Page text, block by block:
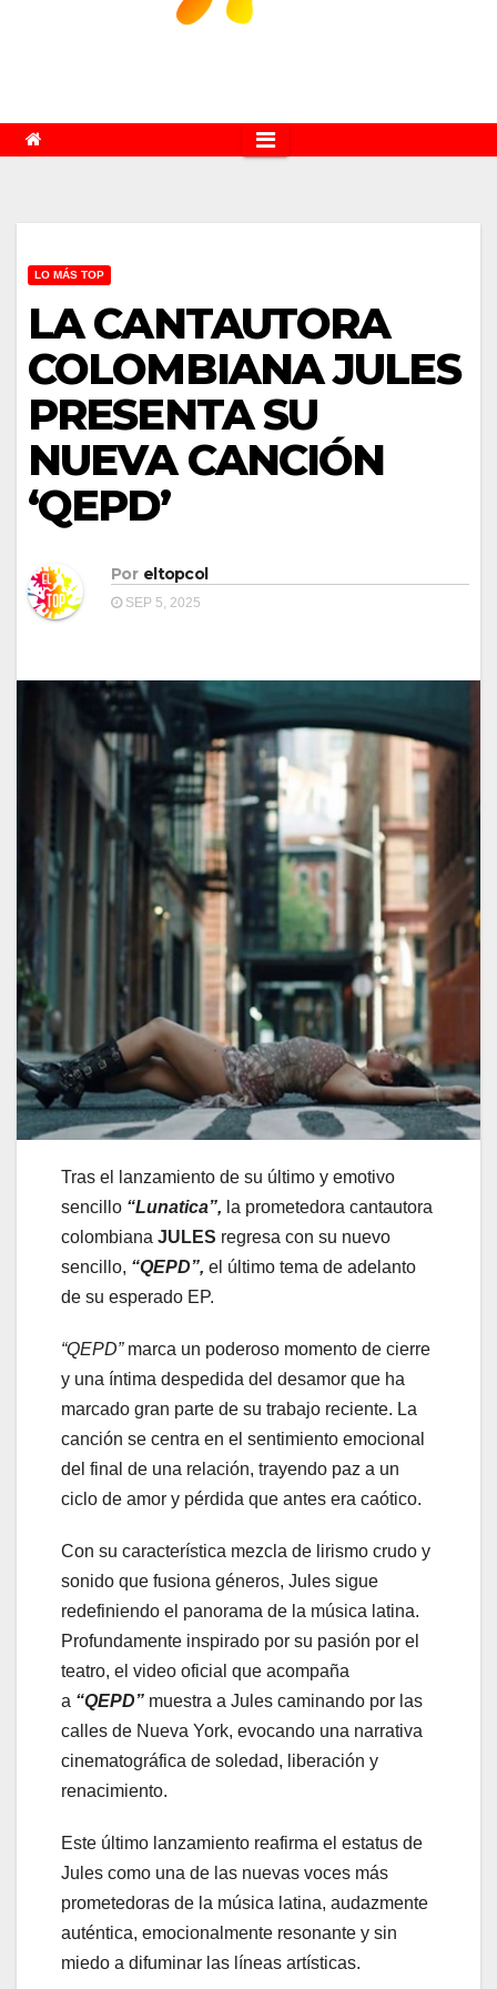
LO MÁS TOP
LA CANTAUTORA
COLOMBIANA JULES
PRESENTA SU
NUEVA CANCIÓN
‘QEPD’
Por eltopcol
SEP 5, 2025
Tras el lanzamiento de su último y emotivo
sencillo “Lunatica”, la prometedora cantautora
colombiana JULES regresa con su nuevo
sencillo, “QEPD”, el último tema de adelanto
de su esperado EP.
“QEPD”marca un poderoso momento de cierre
y una íntima despedida del desamor que ha
marcado gran parte de su trabajo reciente. La
canción se centra en el sentimiento emocional
del final de una relación, trayendo paz a un
ciclo de amor y pérdida que antes era caótico.
Con su característica mezcla de lirismo crudo y
sonido que fusiona géneros, Jules sigue
redefiniendo el panorama de la música latina.
Profundamente inspirado por su pasión por el
teatro, el video oficial que acompaña
a “QEPD” muestra a Jules caminando por las
calles de Nueva York, evocando una narrativa
cinematográfica de soledad, liberación y
renacimiento.
Este último lanzamiento reafirma el estatus de
Jules como una de las nuevas voces más
prometedoras de la música latina, audazmente
auténtica, emocionalmente resonante y sin
miedo a difuminar las líneas artísticas.